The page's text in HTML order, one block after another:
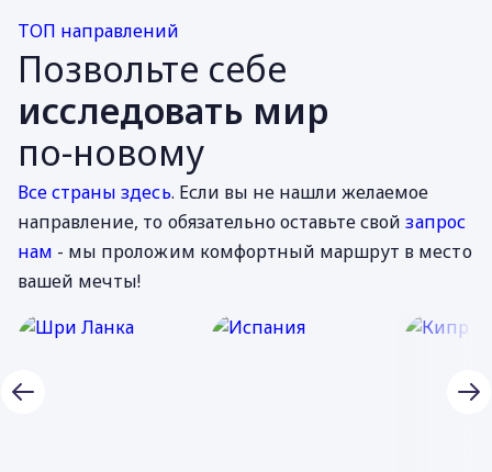
ТОП направлений
Позвольте себе
исследовать мир
по-новому
Все страны здесь. Если вы не нашли желаемое
направление, то обязательно оставьте свойзапрос
нам - мы проложим комфортный маршрут в место
вашей мечты!